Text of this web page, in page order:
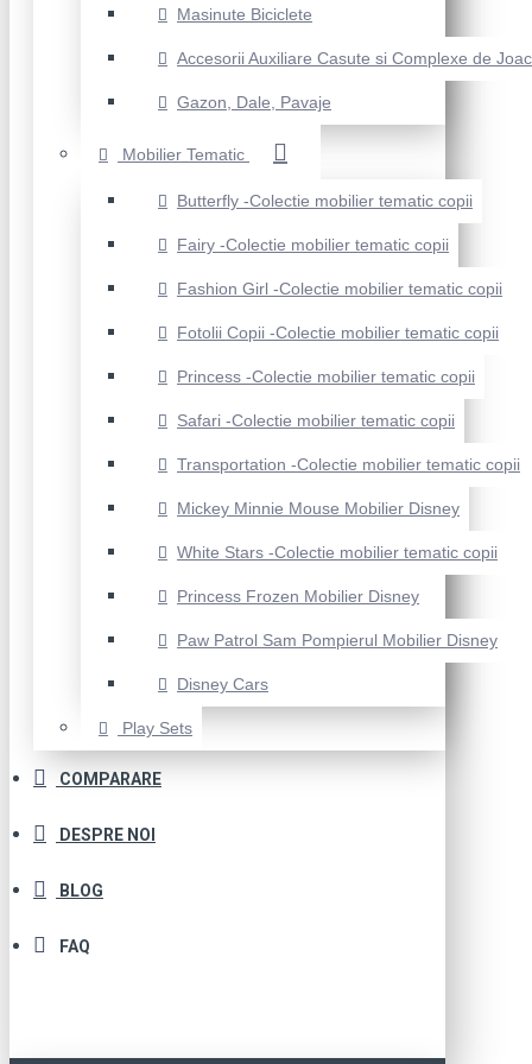
Masinute Biciclete
Accesorii Auxiliare Casute si Complexe de
Gazon, Dale, Pavaje
Mobilier Tematic
Butterfly -Colectie mobilier tematic copii
Fairy -Colectie mobilier tematic copii
Fashion Girl -Colectie mobilier tematic copii
Fotolii Copii -Colectie mobilier tematic copii
Princess -Colectie mobilier tematic copii
Safari -Colectie mobilier tematic copii
Transportation -Colectie mobilier tematic copii
Mickey Minnie Mouse Mobilier Disney
White Stars -Colectie mobilier tematic copii
Princess Frozen Mobilier Disney
Paw Patrol Sam Pompierul Mobilier Disney
Disney Cars
Play Sets
COMPARARE
DESPRE NOI
BLOG
FAQ